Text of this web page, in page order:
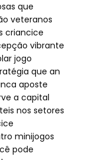
que
veteranos
criancice
vibrante
jogo
que an
aposte
a capital
nos setores
minijogos
pode